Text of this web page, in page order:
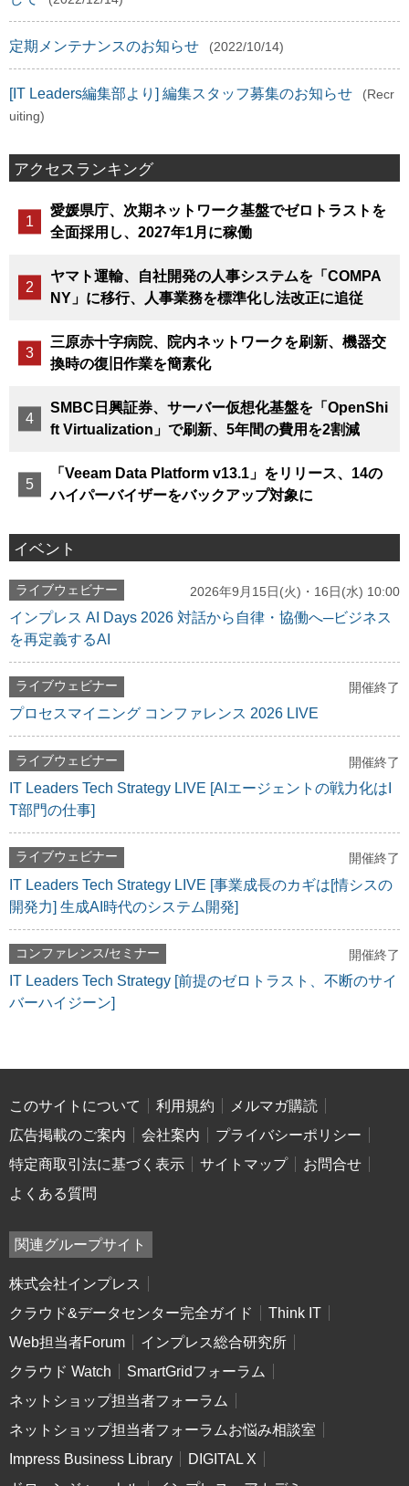
定期メンテナンスのお知らせ (2022/10/14)
[IT Leaders編集部より] 編集スタッフ募集のお知らせ
(Recr
uiting)
アクセスランキング
愛媛県庁、次期ネットワーク基盤でゼロトラストを
全面採用し、2027年1月に稼働
ヤマト運輸、自社開発の人事システムを「COMPA
NY」に移行、人事業務を標準化し法改正に追従
三原赤十字病院、院内ネットワークを刷新、機器交
換時の復旧作業を簡素化
SMBC日興証券、サーバー仮想化基盤を「OpenShi
ft Virtualization」で刷新、5年間の費用を2割減
「Veeam Data Platform v13.1」をリリース、14の
ハイパーバイザーをバックアップ対象に
イベント
ライブウェビナー 2026年9月15日(火)・16日(水) 10:00
インプレス AI Days 2026 対話から自律・協働へ─ビジネス
を再定義するAI
ライブウェビナー 開催終了
プロセスマイニング コンファレンス 2026 LIVE
ライブウェビナー 開催終了
IT Leaders Tech Strategy LIVE [AIエージェントの戦力化はI
T部門の仕事]
ライブウェビナー 開催終了
IT Leaders Tech Strategy LIVE [事業成長のカギは[情シスの
開発力] 生成AI時代のシステム開発]
コンファレンス/セミナー 開催終了
IT Leaders Tech Strategy [前提のゼロトラスト、不断のサイ
バーハイジーン]
このサイトについて 利用規約
メルマガ購読
広告掲載のご案内
会社案内
プライバシーポリシー
特定商取引法に基づく表示
サイトマップ
お問合せ
よくある質問
関連グループサイト
株式会社インプレス
クラウド&データセンター完全ガイド
Think IT
Web担当者Forum
インプレス総合研究所
クラウド Watch
SmartGridフォーラム
ネットショップ担当者フォーラム
ネットショップ担当者フォーラムお悩み相談室
Impress Business Library
DIGITAL X